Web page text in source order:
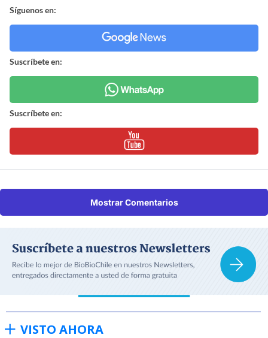
Síguenos en:
Suscríbete en:
Suscríbete en:
Mostrar Comentarios
VISTO AHORA